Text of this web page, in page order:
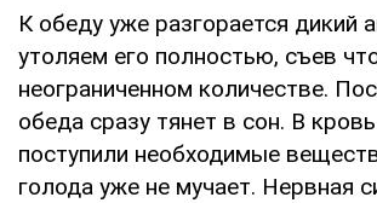
К обеду уже разгорается дикий
утоляем его полностью, съев
неограниченном количестве.
обеда сразу тянет в сон. В
поступили необходимые
голода уже не мучает. Нервная